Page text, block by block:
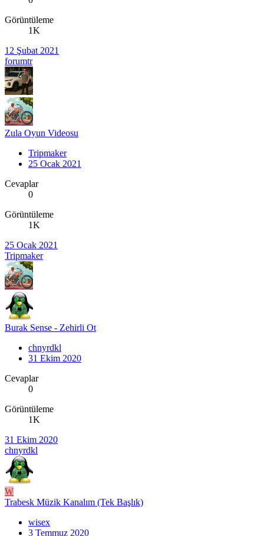
Görüntüleme
1K
12 Şubat 2021
forumtr
Zula Oyun Videosu
Tripmaker
25 Ocak 2021
Cevaplar
0
Görüntüleme
1K
25 Ocak 2021
Tripmaker
Burak Sense - Zehirli Ot
chnyrdkl
31 Ekim 2020
Cevaplar
0
Görüntüleme
1K
31 Ekim 2020
chnyrdkl
W
Trabesk Müzik Kanalım (Tek Başlık)
wisex
3 Temmuz 2020